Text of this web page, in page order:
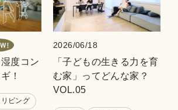
クを生む食事の空間
度コン
！
リビング
2026/06/18
「子どもの生きる力を育
む家」ってどんな家？
VOL.05